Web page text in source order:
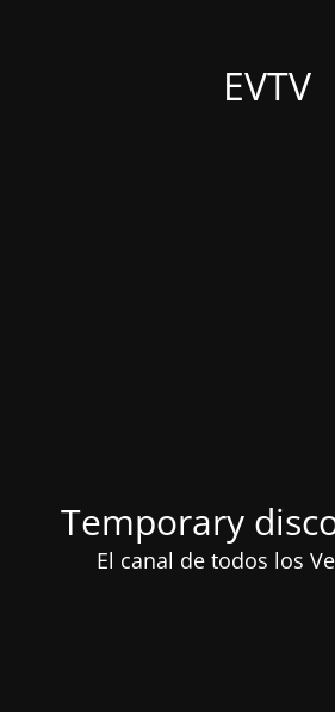
EVTV
Temporary
El canal de todos los